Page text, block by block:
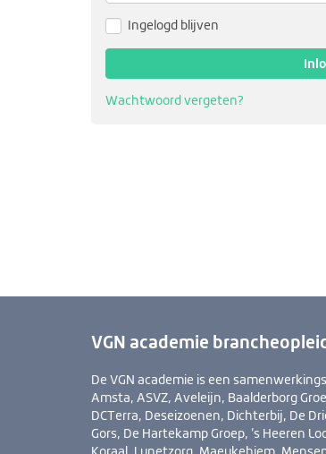
Ingelogd blijven
Wachtwoord vergeten?
VGN academie
De VGN academie is een
Amsta, ASVZ, Aveleijn, Baalderborg
DCTerra, Deseizoenen, Dichterbij, De
Gors, De Hartekamp Groep, ’s Heeren